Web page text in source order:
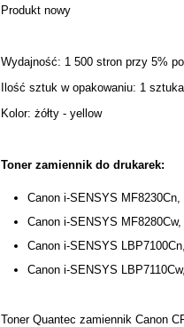
Produkt nowy
Wydajność: 1 500 stron przy 5%
Ilość sztuk w opakowaniu: 1 sztuka
Kolor: żółty - yellow
Toner zamiennik do drukarek:
Canon i-SENSYS MF8230Cn,
Canon i-SENSYS MF8280Cw,
Canon i-SENSYS LBP7100Cn,
Canon i-SENSYS LBP7110Cw,
Toner Quantec zamiennik Canon